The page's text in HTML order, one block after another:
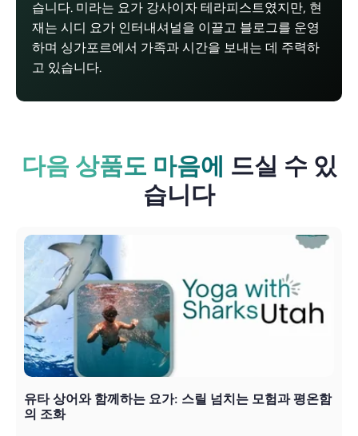
습니다. 미라는 요가 강사이자 테라피스트였지만, 현
재는 시디 요가 인터내셔널을 이끌고 블로그를 운영
하며 싱가포르에서 가족과 시간을 보내는 데 주력하
고 있습니다.
다음 상품도 마음에 드실 수 있
습니다
유타 상어와 함께하는 요가: 스릴 넘치는 모험과 평온함
의 조화